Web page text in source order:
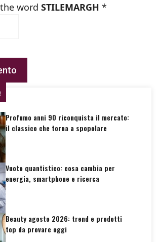
word STILEMARGH *
Profumo anni 90 riconquista il mercato:
il classico che torna a spopolare
Vuoto quantistico: cosa cambia per
energia, smartphone e ricerca
Beauty agosto 2026: trend e prodotti
top da provare oggi